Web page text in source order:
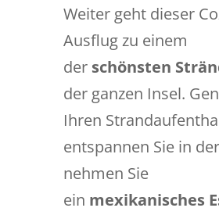
Weiter geht dieser
Ausflug zu einem
der schönsten
der ganzen Insel.
Ihren
entspannen Sie in
nehmen Sie
ein mexikanisches